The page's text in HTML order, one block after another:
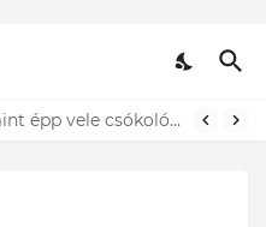
Lefotózták Oláh Ibolyát, amint épp vele csókolózik - EZT nem hiszed el, kinek a karjában kötött ki...ÍME